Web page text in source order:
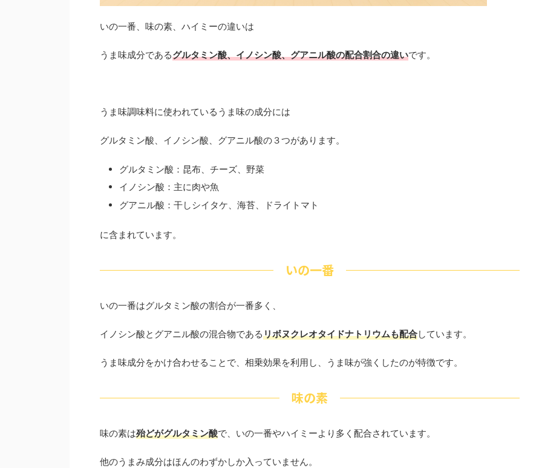
いの一番、味の素、ハイミーの違いは
うま味成分であるグルタミン酸、イノシン酸、グアニル酸の配合割合の違いです。
うま味調味料に使われているうま味の成分には
グルタミン酸、イノシン酸、グアニル酸の３つがあります。
グルタミン酸：昆布、チーズ、野菜
イノシン酸：主に肉や魚
グアニル酸：干しシイタケ、海苔、ドライトマト
に含まれています。
いの一番
いの一番はグルタミン酸の割合が一番多く、
イノシン酸とグアニル酸の混合物であるリボヌクレオタイドナトリウムも配合しています。
うま味成分をかけ合わせることで、相乗効果を利用し、うま味が強くしたのが特徴です。
味の素
味の素は殆どがグルタミン酸で、いの一番やハイミーより多く配合されています。
他のうまみ成分はほんのわずかしか入っていません。